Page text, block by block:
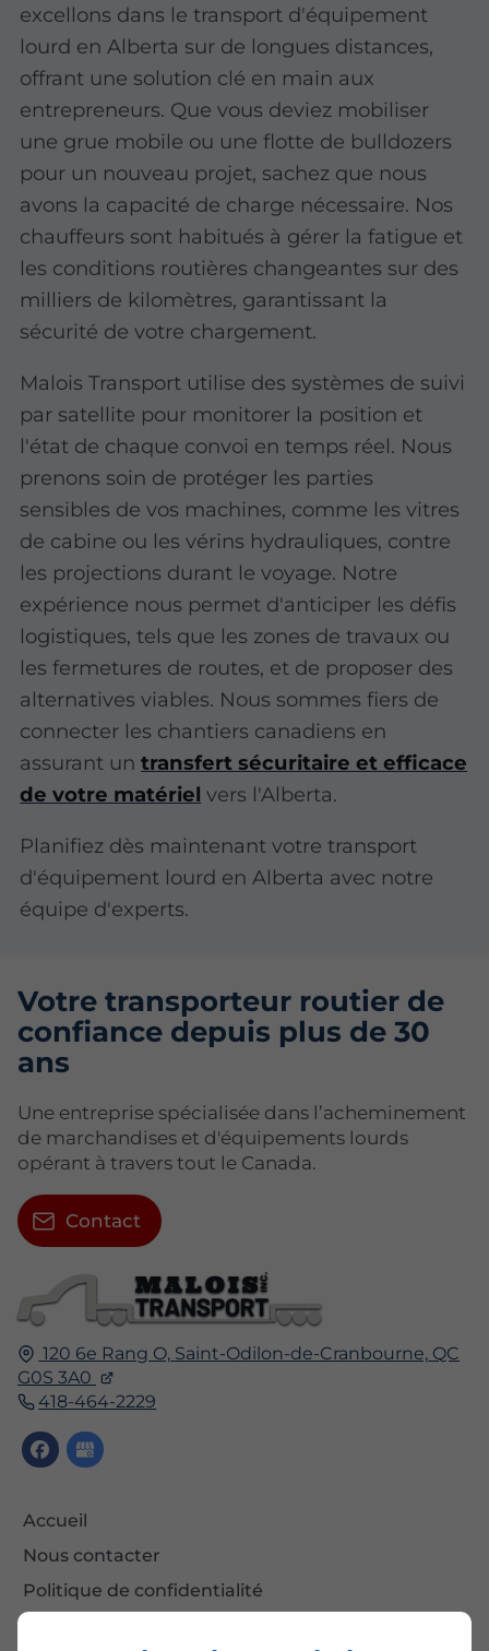
excellons dans le transport d'équipement
lourd en Alberta sur de longues distances,
offrant une solution clé en main aux
entrepreneurs. Que vous deviez mobiliser
une grue mobile ou une flotte de bulldozers
pour un nouveau projet, sachez que nous
avons la capacité de charge nécessaire. Nos
chauffeurs sont habitués à gérer la fatigue et
les conditions routières changeantes sur des
milliers de kilomètres, garantissant la
sécurité de votre chargement.
Malois Transport utilise des systèmes de suivi
par satellite pour monitorer la position et
l'état de chaque convoi en temps réel. Nous
prenons soin de protéger les parties
sensibles de vos machines, comme les vitres
de cabine ou les vérins hydrauliques, contre
les projections durant le voyage. Notre
expérience nous permet d'anticiper les défis
logistiques, tels que les zones de travaux ou
les fermetures de routes, et de proposer des
alternatives viables. Nous sommes fiers de
connecter les chantiers canadiens en
assurant untransfert sécuritaire et efficace
de votre matériel vers l'Alberta.
Planifiez dès maintenant votre transport
d'équipement lourd en Alberta avec notre
équipe d'experts.
120 6e Rang O, Saint-Odilon-de-Cranbourne, QC
G0S 3A0
418-464-2229
Accueil
Nous contacter
Politique de confidentialité
Votre transporteur routier de
confiance depuis plus de 30
ans
Une entreprise spécialisée dans l’acheminement
de marchandises et d'équipements lourds
opérant à travers tout le Canada.
Contact